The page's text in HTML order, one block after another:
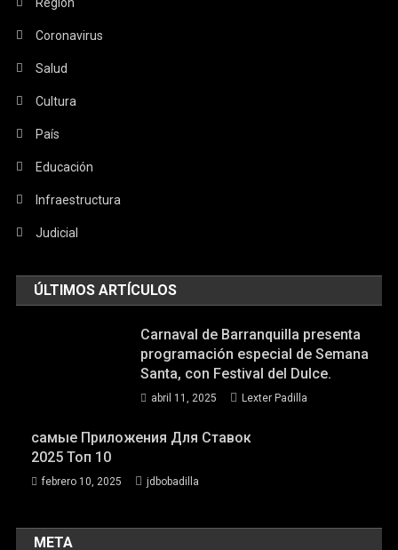
Coronavirus
Salud
Cultura
País
Educación
Infraestructura
Judicial
ÚLTIMOS ARTÍCULOS
Carnaval de Barranquilla presenta
programación especial de Semana
Santa, con Festival del Dulce.
abril 11, 2025 Lexter Padilla
самые Приложения Для Ставок
2025 Топ 10
febrero 10, 2025 jdbobadilla
META